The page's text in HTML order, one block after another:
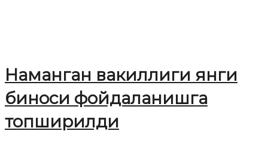
Наманган вакиллиги янги
биноси фойдаланишга
топширилди